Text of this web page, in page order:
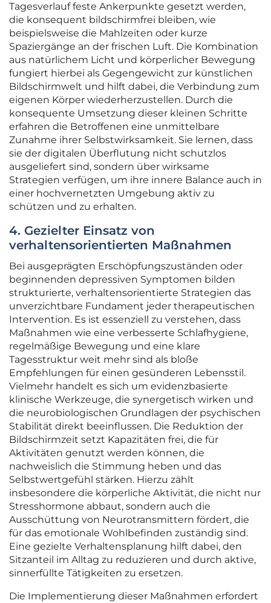
Tagesverlauf feste Ankerpunkte gesetzt werden,
die konsequent bildschirmfrei bleiben, wie
beispielsweise die Mahlzeiten oder kurze
Spaziergänge an der frischen Luft. Die Kombination
aus natürlichem Licht und körperlicher Bewegung
fungiert hierbei als Gegengewicht zur künstlichen
Bildschirmwelt und hilft dabei, die Verbindung zum
eigenen Körper wiederherzustellen. Durch die
konsequente Umsetzung dieser kleinen Schritte
erfahren die Betroffenen eine unmittelbare
Zunahme ihrer Selbstwirksamkeit. Sie lernen, dass
sie der digitalen Überflutung nicht schutzlos
ausgeliefert sind, sondern über wirksame
Strategien verfügen, um ihre innere Balance auch in
einer hochvernetzten Umgebung aktiv zu
schützen und zu erhalten.
4. Gezielter Einsatz von
verhaltensorientierten Maßnahmen
Bei ausgeprägten Erschöpfungszuständen oder
beginnenden depressiven Symptomen bilden
strukturierte, verhaltensorientierte Strategien das
unverzichtbare Fundament jeder therapeutischen
Intervention. Es ist essenziell zu verstehen, dass
Maßnahmen wie eine verbesserte Schlafhygiene,
regelmäßige Bewegung und eine klare
Tagesstruktur weit mehr sind als bloße
Empfehlungen für einen gesünderen Lebensstil.
Vielmehr handelt es sich um evidenzbasierte
klinische Werkzeuge, die synergetisch wirken und
die neurobiologischen Grundlagen der psychischen
Stabilität direkt beeinflussen. Die Reduktion der
Bildschirmzeit setzt Kapazitäten frei, die für
Aktivitäten genutzt werden können, die
nachweislich die Stimmung heben und das
Selbstwertgefühl stärken. Hierzu zählt
insbesondere die körperliche Aktivität, die nicht nur
Stresshormone abbaut, sondern auch die
Ausschüttung von Neurotransmittern fördert, die
für das emotionale Wohlbefinden zuständig sind.
Eine gezielte Verhaltensplanung hilft dabei, den
Sitzanteil im Alltag zu reduzieren und durch aktive,
sinnerfüllte Tätigkeiten zu ersetzen.
Die Implementierung dieser Maßnahmen erfordert